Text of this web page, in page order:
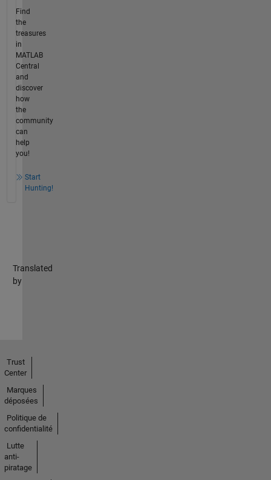
Find
the
treasures
in
MATLAB
Central
and
discover
how
the
community
can
help
you!
Start
Hunting!
Translated
by
Trust
Center
Marques
déposées
Politique de
confidentialité
Lutte
anti-
piratage